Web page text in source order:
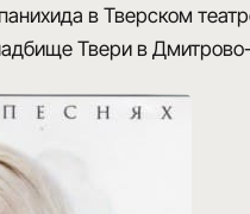
в Тверском
Твери в